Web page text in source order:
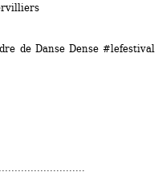
de Danse Dense #lefestival